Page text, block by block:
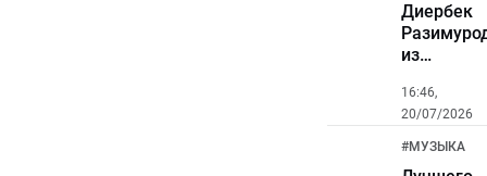
к яркому
Диербек
из
стал
премии
16:46,
20/07/2026
#МУЗЫКА